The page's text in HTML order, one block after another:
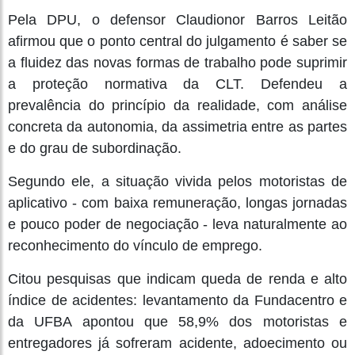
Pela DPU, o defensor Claudionor Barros Leitão
afirmou que o ponto central do julgamento é saber se
a fluidez das novas formas de trabalho pode suprimir
a proteção normativa da CLT. Defendeu a
prevalência do princípio da realidade, com análise
concreta da autonomia, da assimetria entre as partes
e do grau de subordinação.
Segundo ele, a situação vivida pelos motoristas de
aplicativo - com baixa remuneração, longas jornadas
e pouco poder de negociação - leva naturalmente ao
reconhecimento do vínculo de emprego.
Citou pesquisas que indicam queda de renda e alto
índice de acidentes: levantamento da Fundacentro e
da UFBA apontou que 58,9% dos motoristas e
entregadores já sofreram acidente, adoecimento ou